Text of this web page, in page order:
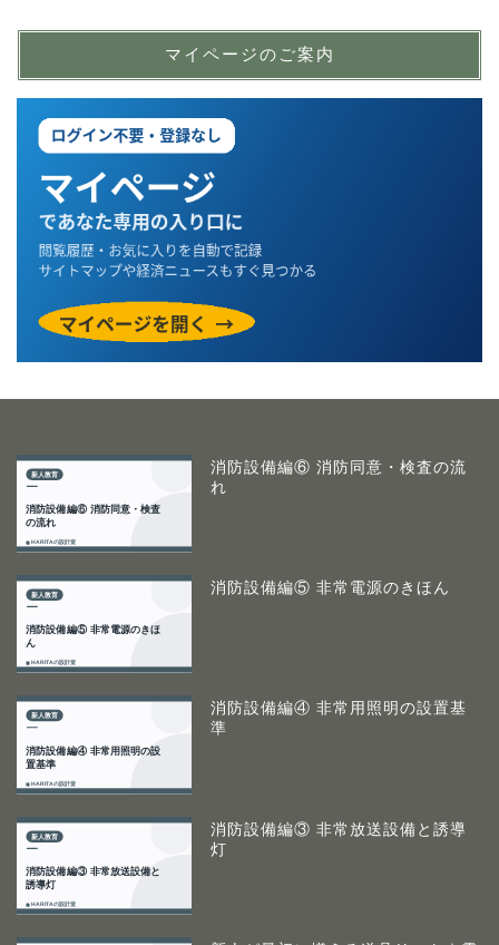
マイページのご案内
消防設備編⑥ 消防同意・検査の流
れ
消防設備編⑤ 非常電源のきほん
消防設備編④ 非常用照明の設置基
準
消防設備編③ 非常放送設備と誘導
灯